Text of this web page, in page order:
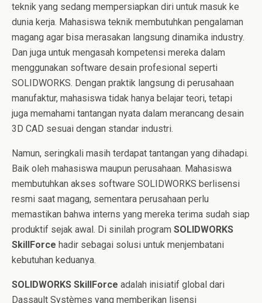
teknik yang sedang mempersiapkan diri untuk masuk ke
dunia kerja. Mahasiswa teknik membutuhkan pengalaman
magang agar bisa merasakan langsung dinamika industry.
Dan juga untuk mengasah kompetensi mereka dalam
menggunakan software desain profesional seperti
SOLIDWORKS. Dengan praktik langsung di perusahaan
manufaktur, mahasiswa tidak hanya belajar teori, tetapi
juga memahami tantangan nyata dalam merancang desain
3D CAD sesuai dengan standar industri.
Namun, seringkali masih terdapat tantangan yang dihadapi.
Baik oleh mahasiswa maupun perusahaan. Mahasiswa
membutuhkan akses software SOLIDWORKS berlisensi
resmi saat magang, sementara perusahaan perlu
memastikan bahwa interns yang mereka terima sudah siap
produktif sejak awal. Di sinilah program SOLIDWORKS
SkillForce hadir sebagai solusi untuk menjembatani
kebutuhan keduanya.
SOLIDWORKS SkillForce adalah inisiatif global dari
Dassault Systèmes yang memberikan lisensi